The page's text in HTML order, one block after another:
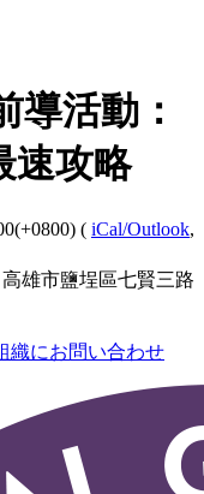
導活動：
速攻略
( iCal/Outlook,
雄市鹽埕區七賢三路
織にお問い合わせ